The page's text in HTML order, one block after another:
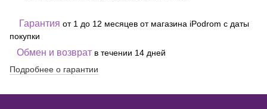
Гарантия от 1 до 12 месяцев от магазина iPodrom с даты
покупки
Обмен и возврат в течении 14 дней
Подробнее о гарантии